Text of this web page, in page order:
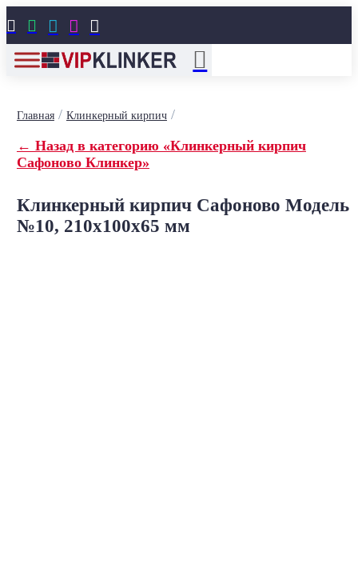
    
Главная/ Клинкерный кирпич/
← Назад в категорию «Клинкерный кирпич
Сафоново Клинкер»
Клинкерный кирпич Сафоново Модель
№10, 210x100x65 мм